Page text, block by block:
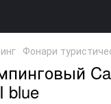
Фонари
blue